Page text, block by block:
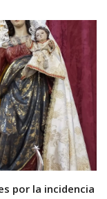
por la incidencia